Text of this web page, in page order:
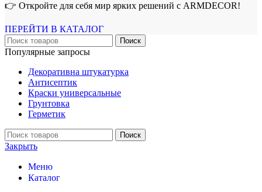
👉 Откройте для себя мир ярких решений с ARMDECOR!
ПЕРЕЙТИ В КАТАЛОГ
Поиск
Популярные запросы
Декоративна штукатурка
Антисептик
Краски универсальные
Грунтовка
Герметик
Поиск
Закрыть
Меню
Каталог